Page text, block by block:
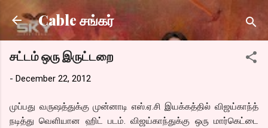
Skip to main content
Cable சங்கர்
சட்டம் ஒரு இருட்டறை
- December 22, 2012
முப்பது வருஷத்துக்கு முன்னாடி எஸ்.ஏ.சி இயக்கத்தில் விஜய்காந்த்
நடித்து வெளியான ஹிட் படம். விஜய்காந்துக்கு ஒரு மார்கெட்டை